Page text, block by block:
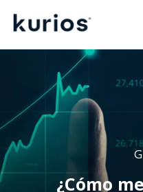
¿Cómo